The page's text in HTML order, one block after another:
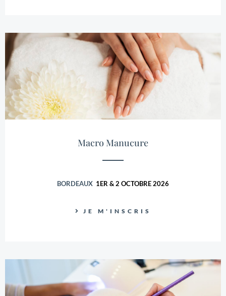
Macro Manucure
BORDEAUX 1ER & 2 OCTOBRE 2026
JE M'INSCRIS